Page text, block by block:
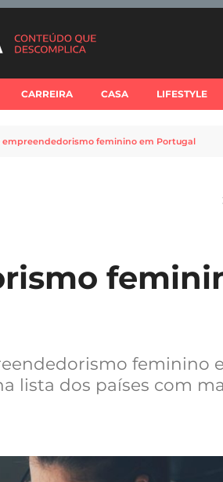
CARREIRA CASA LIFESTYLE
empreendedorismo feminino em Portugal
feminino
lista dos países com